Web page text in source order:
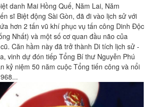
danh Mai Hồng Quế, Năm Lai, Năm
sĩ Biệt động Sài Gòn, đã đi vào lịch sử với
hơn 2 tấn vũ khí phục vụ tấn công Dinh Độc
Nhất) và một số cơ quan đầu não của
Căn hầm này đã trở thành Di tích lịch sử -
vinh dự đón tiếp Tổng Bí thư Nguyễn Phú
kỷ niệm 50 năm cuộc Tổng tiến công và nổi